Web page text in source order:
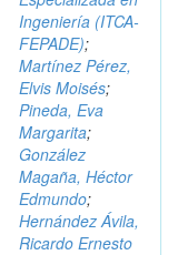
Ingeniería (ITCA-
FEPADE);
Martínez Pérez,
Elvis Moisés;
Pineda, Eva
Margarita;
González
Magaña, Héctor
Edmundo;
Hernández Ávila,
Ricardo Ernesto